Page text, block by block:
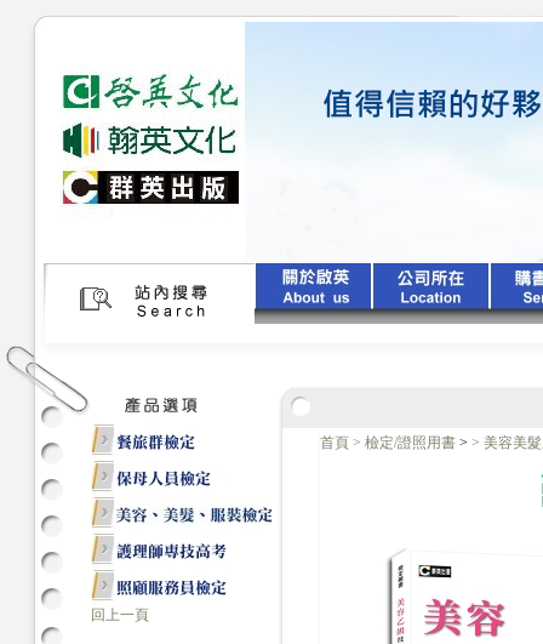
回上一頁
首頁 > 檢定/證照用書 > > 美容美